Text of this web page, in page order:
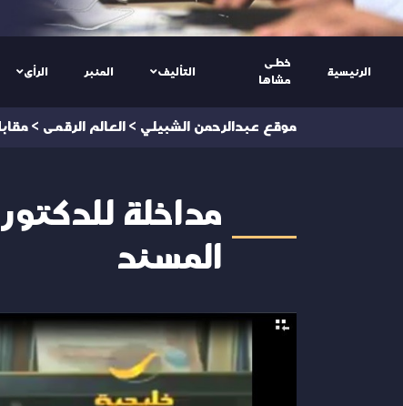
الرئيسية
خطى
مشاها
التأليف المنبر الرأى
موقع عبدالرحمن الشبيلي > العالم الرقمى >
مداخلة
المسند